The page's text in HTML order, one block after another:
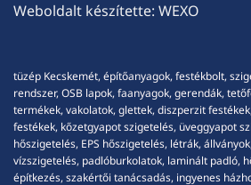
Weboldalt készítette: WEXO
tüzép Kecskemét, építőanyagok, festékbolt,
rendszer, OSB lapok, faanyagok, gerendák,
termékek, vakolatok, glettek, diszperzit
festékek, kőzetgyapot szigetelés, üveggyapot
hőszigetelés, EPS hőszigetelés, létrák,
vízszigetelés, padlóburkolatok, laminált padló,
építkezés, szakértői tanácsadás, ingyenes